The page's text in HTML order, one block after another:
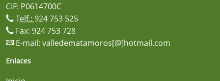
CIF: P0614700C
Telf.: 924 753 525
Fax: 924 753 728
E-mail: valledematamoros[@]hotmail.com
Enlaces